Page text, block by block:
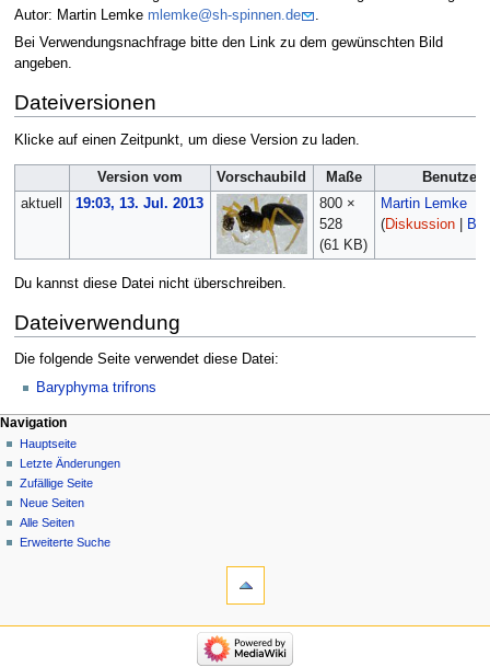
Autor: Martin Lemke mlemke@sh-spinnen.de
Bei Verwendungsnachfrage bitte den Link zu dem gewünschten Bild
angeben.
Dateiversionen
Klicke auf einen Zeitpunkt, um diese Version zu laden.
Version vom Vorschaubild Maße
Benutzer
aktuell
19:03, 13. Jul. 2013
800 ×
528
(61 KB)
Martin Lemke
(Diskussion|
Du kannst diese Datei nicht überschreiben.
Dateiverwendung
Die folgende Seite verwendet diese Datei:
Baryphyma trifrons
Navigation
Hauptseite
Letzte Änderungen
Zufällige Seite
Neue Seiten
Alle Seiten
Erweiterte Suche